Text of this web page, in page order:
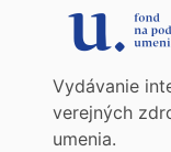
Vydávanie
verejných
umenia.